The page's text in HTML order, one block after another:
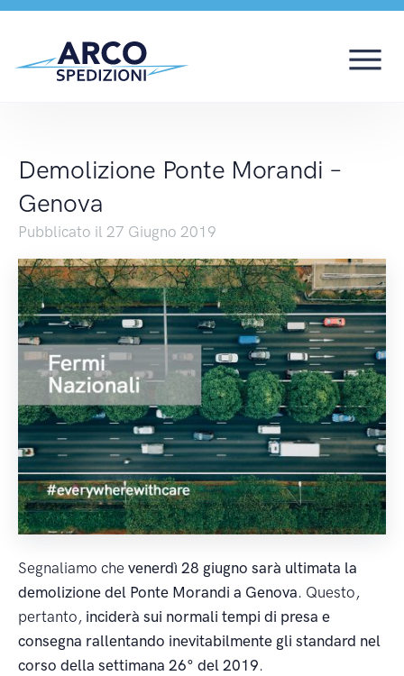
Demolizione Ponte
Demolizione Ponte Morandi –
Genova
Pubblicato il 27 Giugno 2019
Segnaliamo che venerdì 28 giugno sarà ultimata la
demolizione del Ponte Morandi a Genova. Questo,
pertanto, inciderà sui normali tempi di presa e
consegna rallentando inevitabilmente gli standard nel
corso della settimana 26° del 2019.